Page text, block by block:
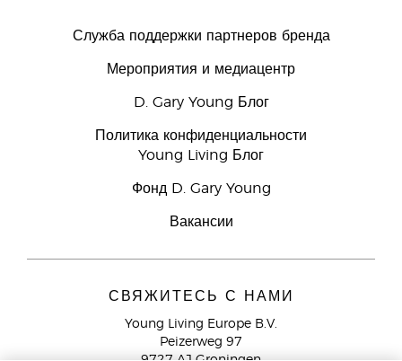
Служба поддержки партнеров бренда
Мероприятия и медиацентр
D. Gary Young Блог
Политика конфиденциальности
Young Living Блог
Фонд D. Gary Young
Вакансии
СВЯЖИТЕСЬ С НАМИ
Young Living Europe B.V.
Peizerweg 97